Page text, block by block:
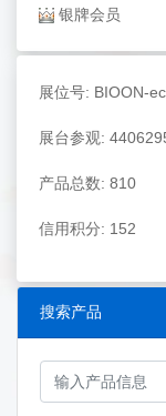
银牌会员
展位号: BIOON-
展台参观:
产品总数: 810
信用积分: 152
搜索产品